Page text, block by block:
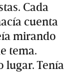
Cada
cuenta
mirando
tema.
lugar. Tenía